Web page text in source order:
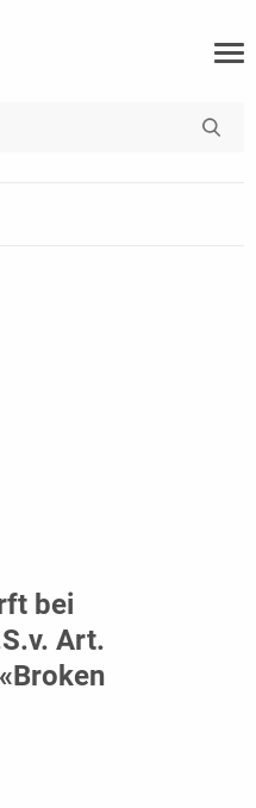
bei
Art.